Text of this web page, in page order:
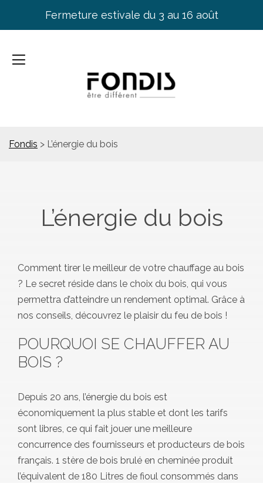
Fermeture estivale du 3 au 16 août
Fondis > L’énergie du bois
L’énergie du bois
Comment tirer le meilleur de votre chauffage au bois
? Le secret réside dans le choix du bois, qui vous
permettra d’atteindre un rendement optimal. Grâce à
nos conseils, découvrez le plaisir du feu de bois !
POURQUOI SE CHAUFFER AU
BOIS ?
Depuis 20 ans, l’énergie du bois est
économiquement la plus stable et dont les tarifs
sont libres, ce qui fait jouer une meilleure
concurrence des fournisseurs et producteurs de bois
français. 1 stère de bois brulé en cheminée produit
l’équivalent de 180 Litres de fioul consommés dans